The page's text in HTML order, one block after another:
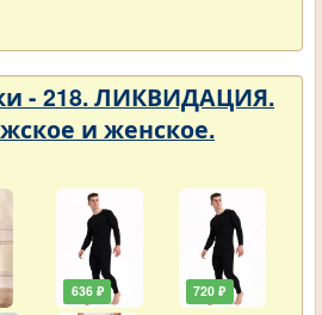
- 218. ЛИКВИДАЦИЯ.
и женское.
636 ₽ 720 ₽